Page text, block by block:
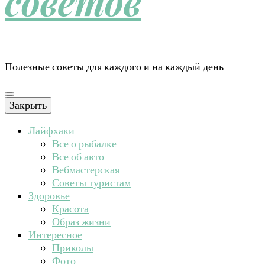
Полезные советы для каждого и на каждый день
Закрыть
Лайфхаки
Все о рыбалке
Все об авто
Вебмастерская
Советы туристам
Здоровье
Красота
Образ жизни
Интересное
Приколы
Фото